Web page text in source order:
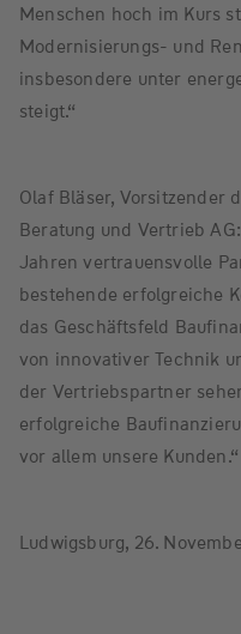
Menschen hoch im Kurs
Modernisierungs- und
insbesondere unter
steigt.“
Olaf Bläser, Vorsitzender
Beratung und Vertrieb
Jahren vertrauensvolle
bestehende erfolgreiche
das Geschäftsfeld
von innovativer Technik
der Vertriebspartner
erfolgreiche
vor allem unsere Kunden.“
Ludwigsburg, 26.